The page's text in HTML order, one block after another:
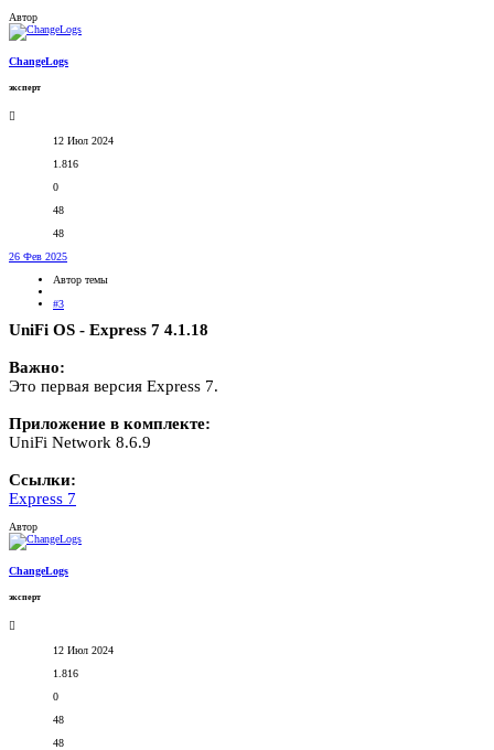
Автор
ChangeLogs
эксперт
12 Июл 2024
1.816
0
48
48
26 Фев 2025
Автор темы
#3
UniFi OS - Express 7 4.1.18
Важно:
Это первая версия Express 7.
Приложение в комплекте:
UniFi Network 8.6.9
Ссылки:
Express 7
Автор
ChangeLogs
эксперт
12 Июл 2024
1.816
0
48
48